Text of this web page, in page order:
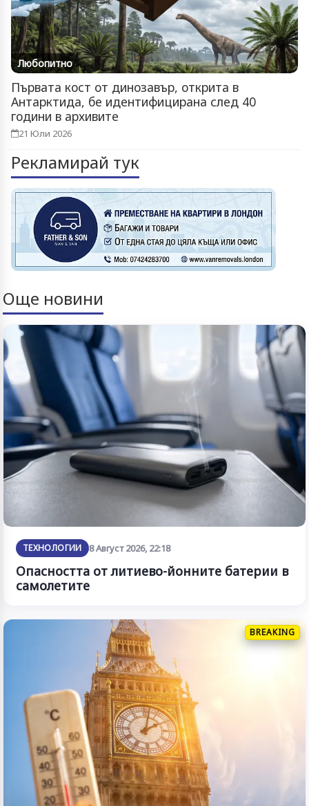
Любопитно
Първата кост от динозавър, открита в
Антарктида, бе идентифицирана след 40
години в архивите
21 Юли 2026
Рекламирай тук
Още новини
ТЕХНОЛОГИИ 8 Август 2026, 22:18
Опасността от литиево-йонните батерии в
самолетите
BREAKING